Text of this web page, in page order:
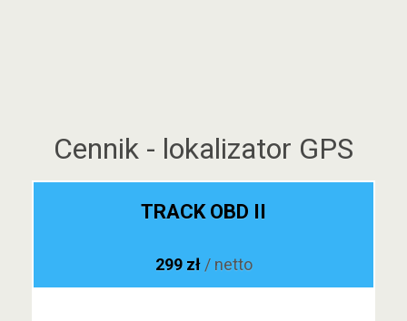
Cennik - lokalizator GPS
TRACK OBD II
299 zł / netto